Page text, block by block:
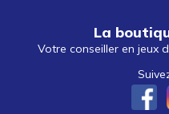
La
Votre conseiller en jeux